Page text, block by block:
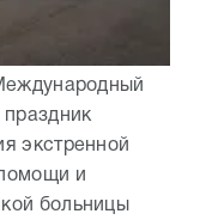
экстренной
и
больницы